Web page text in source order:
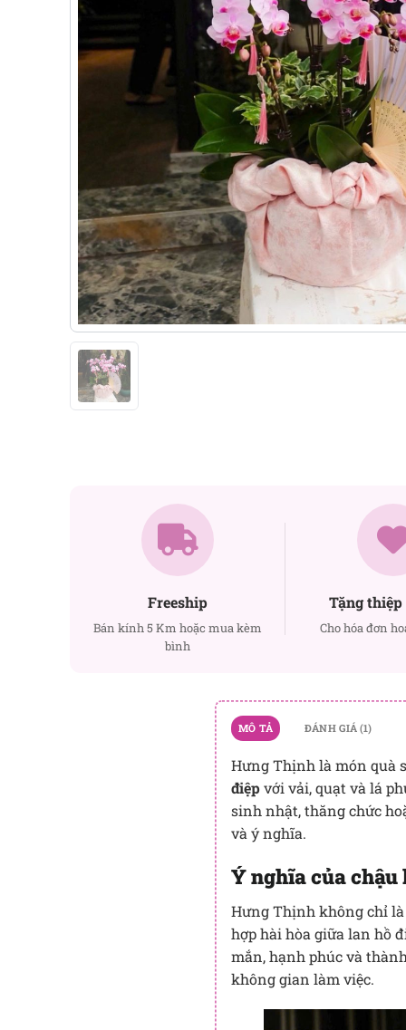
Freeship
Bán kính 5 Km hoặc mua kèm
bình
Tặng
Cho hóa đơn
MÔ TẢ ĐÁNH GIÁ (1)
Hưng Thịnh là món quà
điệpvới vải, quạt và lá
sinh nhật, thăng chức
và ý nghĩa.
Ý nghĩa của
Hưng Thịnh không chỉ
hợp hài hòa giữa lan hồ
mắn, hạnh phúc và
không gian làm việc.